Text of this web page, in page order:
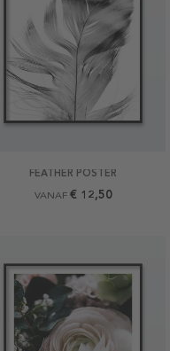
FEATHER POSTER
VANAF € 12,50